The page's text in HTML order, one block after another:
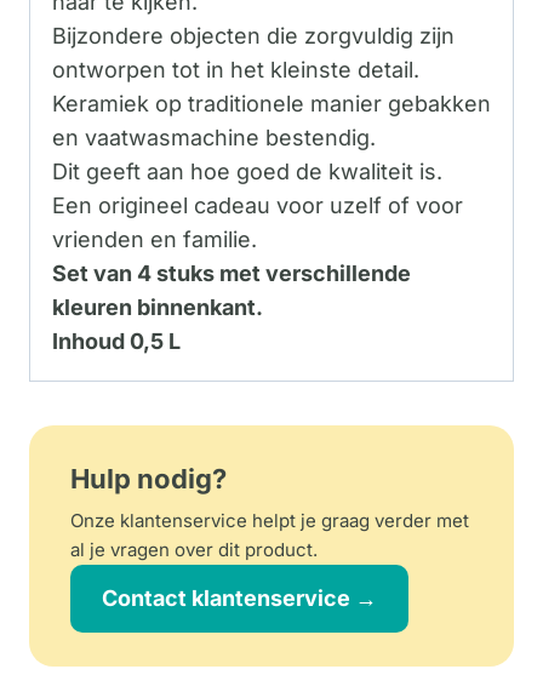
Bijzondere objecten die zorgvuldig zijn
ontworpen tot in het kleinste detail.
Keramiek op traditionele manier gebakken
en vaatwasmachine bestendig.
Dit geeft aan hoe goed de kwaliteit is.
Een origineel cadeau voor uzelf of voor
vrienden en familie.
Set van 4 stuks met verschillende
kleuren binnenkant.
Inhoud 0,5 L
Hulp nodig?
Onze klantenservice helpt je graag verder met
al je vragen over dit product.
Contact klantenservice →